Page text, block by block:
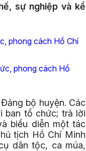
sự nghiệp và kể
phong cách Hồ Chí
phong cách Hồ
bộ huyện. Các
ban tổ chức; trả lời
biểu diễn một tác
tịch Hồ Chí Minh
dân tộc, ca múa,